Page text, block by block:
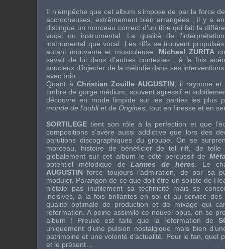
Il n’empêche que cet album s’impose de par la force
accrocheuses, extrêmement bien arrangées ; il y a
distingue un morceau correct d’un titre qui fait la
vocal ou instrumental. La qualité de
instrumental que vocal. Les riffs se trouvent
autant mouvante et musculeuse. Michael ZURITA
savait de lui dans d’autres contextes ; à la fois
soucieux d’injecter de la mélodie dans ses
avec brio.
Quant à Christian Zouille AUGUSTIN , il rayonne
timbre de gorge médium, souvent agressif et
découvre en mode limpide sur les parties les plus
monde de l'oubliet de Origines , tout en finesse et en
SORTILEGE tient son rôle à la perfection et que
compositions s’avère aussi addictive que lors des
parutions discographiques du groupe. On se
morceau, histoire de bénéficier de tel riff, de telle
globalement sur cet album le côté percussif de
potentiel mélodique deLarmes de héros . Le
AUGUSTIN force toujours l’admiration, de par sa
moduler. Parangon de ce que doit être un soliste de
n’étale pas inutilement sa technicité mais se
incisives, à la fois brillantes en soi et au service
qualité optimale de production et de mixage qui
reformation. A peine assimilé ce nouvel opus, on se
album ! Preuve est faite que la reformation de
uniquement d’une pulsion nostalgique mais bien
patrimoine et une volonté d’actualité. Pour le fan, quel
et le présent…